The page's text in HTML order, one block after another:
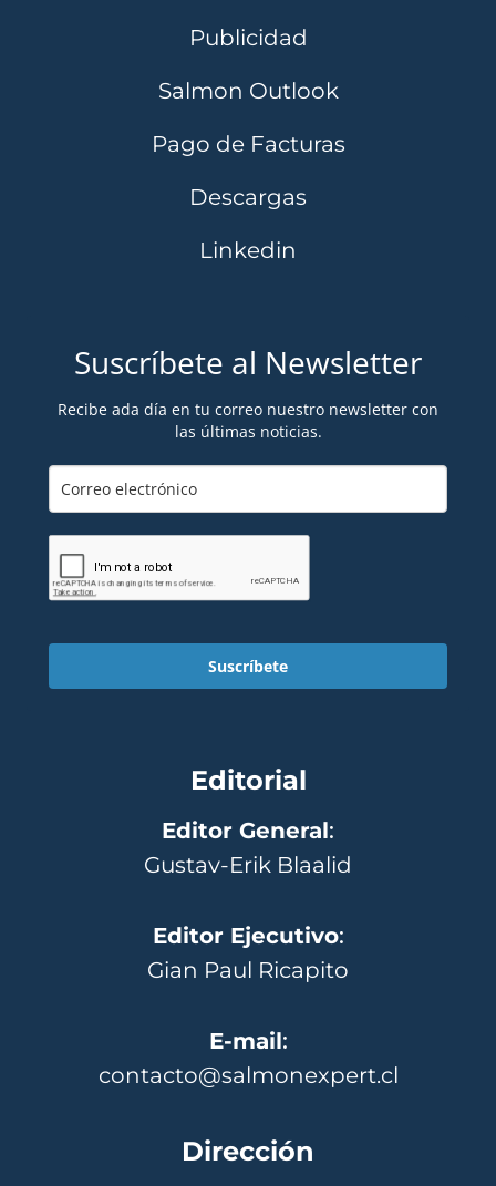
Publicidad
Salmon Outlook
Pago de Facturas
Descargas
Linkedin
Suscríbete al Newsletter
Recibe ada día en tu correo nuestro newsletter con
las últimas noticias.
Suscríbete
Editorial
Editor General:
Gustav-Erik Blaalid
Editor Ejecutivo:
Gian Paul Ricapito
E-mail:
contacto@salmonexpert.cl
Dirección